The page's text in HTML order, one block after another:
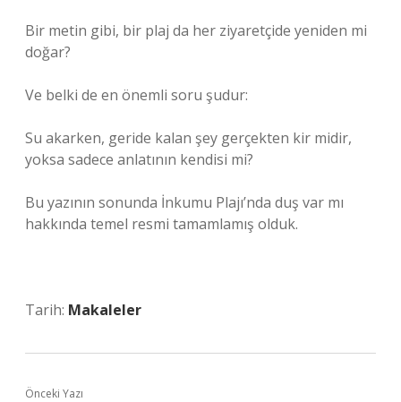
Bir metin gibi, bir plaj da her ziyaretçide yeniden mi
doğar?
Ve belki de en önemli soru şudur:
Su akarken, geride kalan şey gerçekten kir midir,
yoksa sadece anlatının kendisi mi?
Bu yazının sonunda İnkumu Plajı’nda duş var mı
hakkında temel resmi tamamlamış olduk.
Tarih: Makaleler
Önceki Yazı